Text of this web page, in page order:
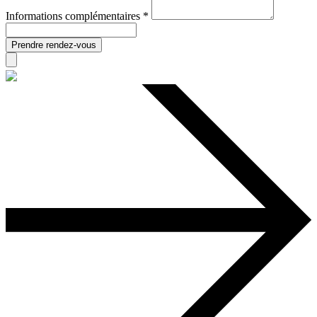
Informations complémentaires *
Prendre rendez-vous